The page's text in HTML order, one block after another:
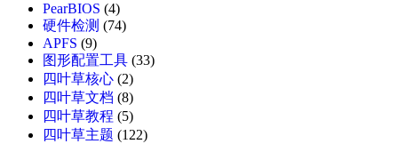
PearBIOS (4)
硬件检测 (74)
APFS (9)
图形配置工具 (33)
四叶草核心 (2)
四叶草文档 (8)
四叶草教程 (5)
四叶草主题 (122)